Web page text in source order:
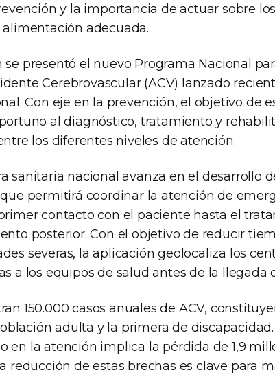
y la importancia de actuar sobre
adecuada.
presentó el nuevo Programa Nacional
Cerebrovascular (ACV) lanzado
Con eje en la prevención, el objetivo de
al diagnóstico, tratamiento y
los diferentes niveles de atención.
sanitaria nacional avanza en el desarrollo
permitirá coordinar la atención de
contacto con el paciente hasta el
posterior. Con el objetivo de reducir
severas, la aplicación geolocaliza los
a los equipos de salud antes de la llegada
150.000 casos anuales de ACV,
adulta y la primera de
en la atención implica la pérdida de 1,9
reducción de estas brechas es clave para